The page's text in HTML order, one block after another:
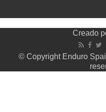
Creado
© Copyright Enduro